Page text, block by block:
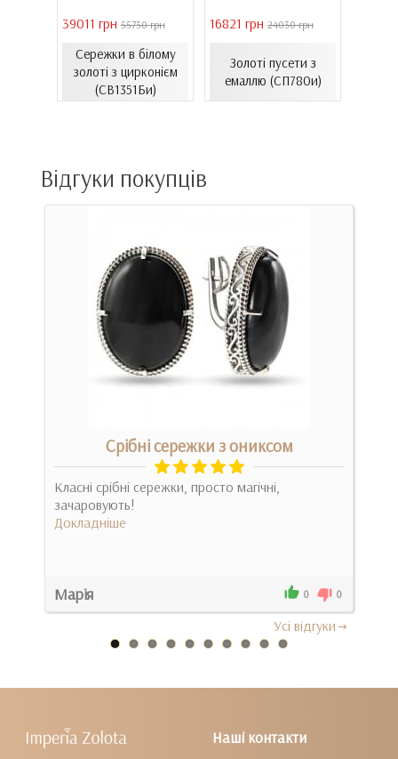
39011 грн 55730 грн
Сережки в білому
золоті з цирконієм
(СВ1351Би)
16821 грн 24030 грн
Золоті пусети з
емаллю (СП780и)
Відгуки покупців
Срібні сережки з ониксом
Класні срібні сережки, просто магічні,
зачаровують!
Докладніше
Марія 0 0
Усi вiдгуки
Наші контакти